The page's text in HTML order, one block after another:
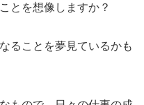
とを想像しますか？
ることを夢見ているかも